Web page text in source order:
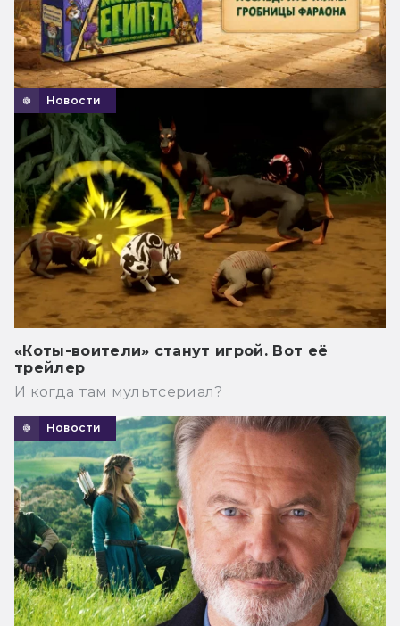
Новости
«Коты-воители» станут игрой. Вот её
трейлер
И когда там мультсериал?
Новости